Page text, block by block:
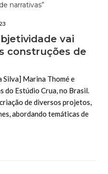
vai
construções de
Silva] Marina Thomé e
do Estúdio Crua, no Brasil.
de diversos projetos,
abordando temáticas de